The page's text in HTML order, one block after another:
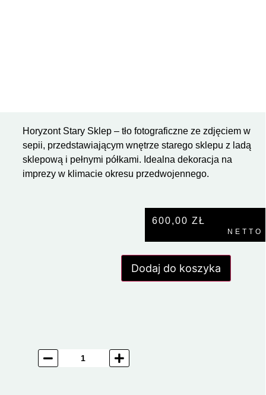
Horyzont Stary Sklep – tło fotograficzne ze zdjęciem w
sepii, przedstawiającym wnętrze starego sklepu z ladą
sklepową i pełnymi półkami. Idealna dekoracja na
imprezy w klimacie okresu przedwojennego.
600,00 ZŁ
NETTO
Dodaj do koszyka